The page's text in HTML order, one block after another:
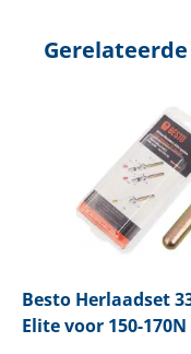
BestoHerlaadset
Elite voor 150-